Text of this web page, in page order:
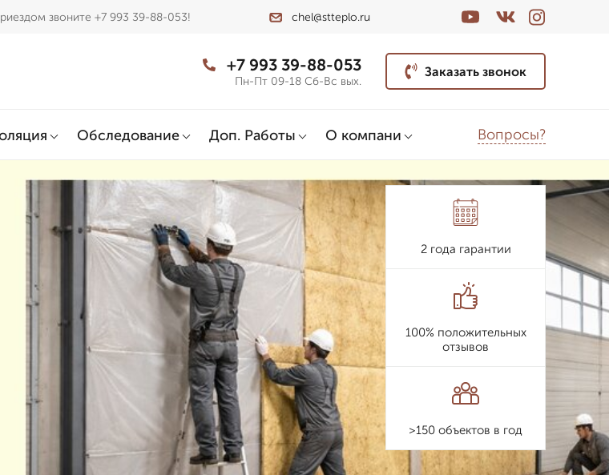
звоните +7 993 39-88-053! chel@stteplo.ru
+7 993 39-88-053
Пн-Пт 09-18 Сб-Вс вых.
Заказать звонок
Обследование Доп. Работы О компани Вопросы?
2 года гарантии
100% положительных
отзывов
>150 объектов в год